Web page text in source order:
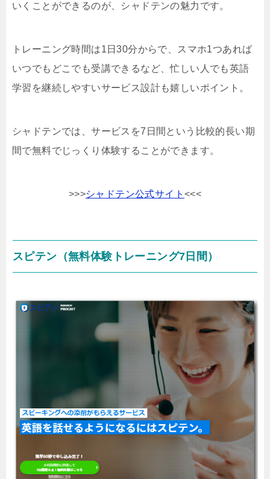
いくことができるのが、シャドテンの魅力です。
トレーニング時間は1日30分からで、スマホ1つあれば
いつでもどこでも受講できるなど、忙しい人でも英語
学習を継続しやすいサービス設計も嬉しいポイント。
シャドテンでは、サービスを7日間という比較的長い期
間で無料でじっくり体験することができます。
>>>シャドテン公式サイト <<<
スピテン（無料体験トレーニング7日間）